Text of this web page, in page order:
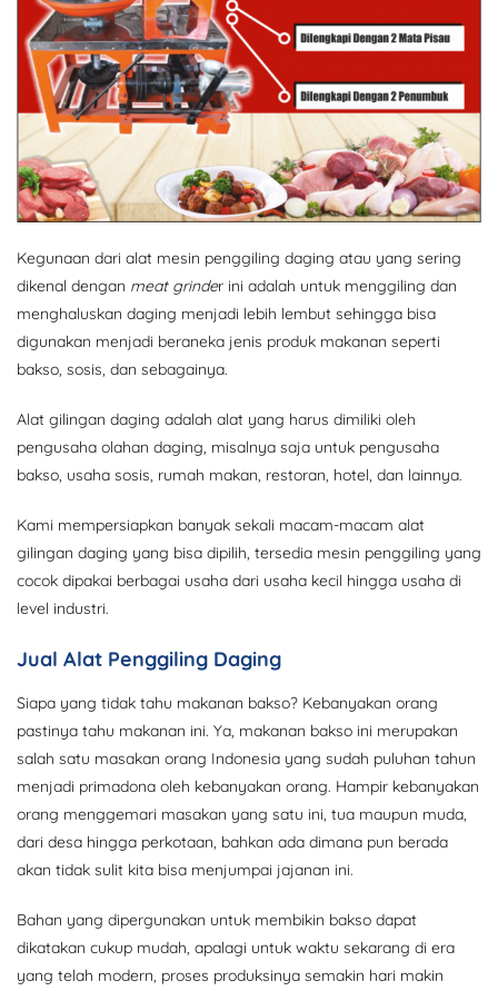
Kegunaan dari alat mesin penggiling daging atau yang sering
dikenal dengan meat grinder ini adalah untuk menggiling dan
menghaluskan daging menjadi lebih lembut sehingga bisa
digunakan menjadi beraneka jenis produk makanan seperti
bakso, sosis, dan sebagainya.
Alat gilingan daging adalah alat yang harus dimiliki oleh
pengusaha olahan daging, misalnya saja untuk pengusaha
bakso, usaha sosis, rumah makan, restoran, hotel, dan lainnya.
Kami mempersiapkan banyak sekali macam-macam alat
gilingan daging yang bisa dipilih, tersedia mesin penggiling yang
cocok dipakai berbagai usaha dari usaha kecil hingga usaha di
level industri.
Jual Alat Penggiling Daging
Siapa yang tidak tahu makanan bakso? Kebanyakan orang
pastinya tahu makanan ini. Ya, makanan bakso ini merupakan
salah satu masakan orang Indonesia yang sudah puluhan tahun
menjadi primadona oleh kebanyakan orang. Hampir kebanyakan
orang menggemari masakan yang satu ini, tua maupun muda,
dari desa hingga perkotaan, bahkan ada dimana pun berada
akan tidak sulit kita bisa menjumpai jajanan ini.
Bahan yang dipergunakan untuk membikin bakso dapat
dikatakan cukup mudah, apalagi untuk waktu sekarang di era
yang telah modern, proses produksinya semakin hari makin